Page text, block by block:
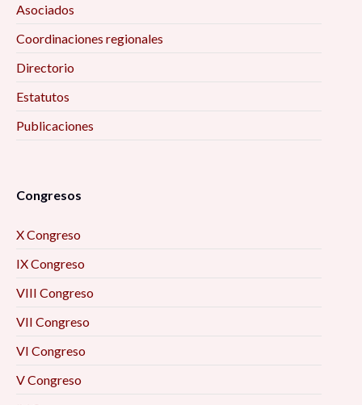
Asociados
Coordinaciones regionales
Directorio
Estatutos
Publicaciones
Congresos
X Congreso
IX Congreso
VIII Congreso
VII Congreso
VI Congreso
V Congreso